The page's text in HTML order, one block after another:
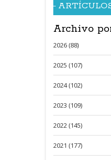
Archivo
2026 (88)
2025 (107)
2024 (102)
2023 (109)
2022 (145)
2021 (177)